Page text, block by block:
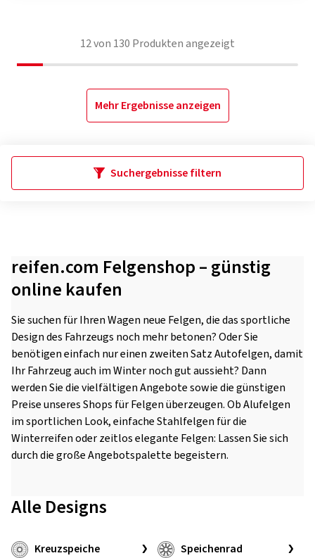
12von 130 Produkten angezeigt
Mehr Ergebnisse anzeigen
Suchergebnisse filtern
reifen.com Felgenshop – günstig
online kaufen
Sie suchen für Ihren Wagen neue Felgen, die das sportliche
Design des Fahrzeugs noch mehr betonen? Oder Sie
benötigen einfach nur einen zweiten Satz Autofelgen, damit
Ihr Fahrzeug auch im Winter noch gut aussieht? Dann
werden Sie die vielfältigen Angebote sowie die günstigen
Preise unseres Shops für Felgen überzeugen. Ob Alufelgen
im sportlichen Look, einfache Stahlfelgen für die
Winterreifen oder zeitlos elegante Felgen: Lassen Sie sich
durch die große Angebotspalette begeistern.
Alle Designs
Kreuzspeiche Speichenrad